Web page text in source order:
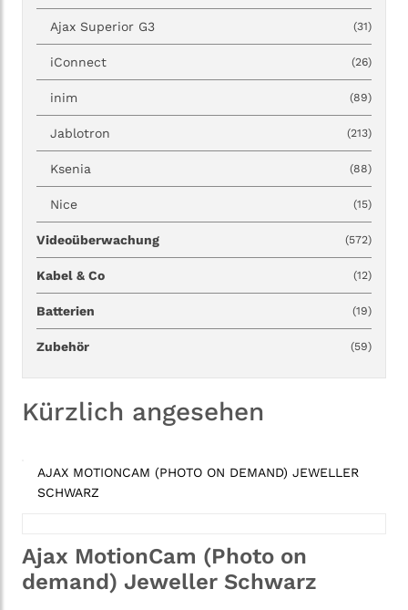
Ajax Superior G3 (31)
iConnect (26)
inim (89)
Jablotron (213)
Ksenia (88)
Nice (15)
Videoüberwachung (572)
Kabel & Co (12)
Batterien (19)
Zubehör (59)
Kürzlich angesehen
AJAX MOTIONCAM (PHOTO ON DEMAND) JEWELLER
SCHWARZ
Ajax MotionCam (Photo on
demand) Jeweller Schwarz